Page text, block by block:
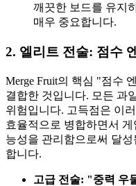
깨끗한 보드를 유지
매우 중요합니다.
2. 엘리트 전술: 점수
Merge Fruit의 핵심 "점수
결합한 것입니다. 모든 과
위험입니다. 고득점은 이
효율적으로 병합하면서
능성을 관리함으로써 달
합니다.
고급 전술: "중력 우